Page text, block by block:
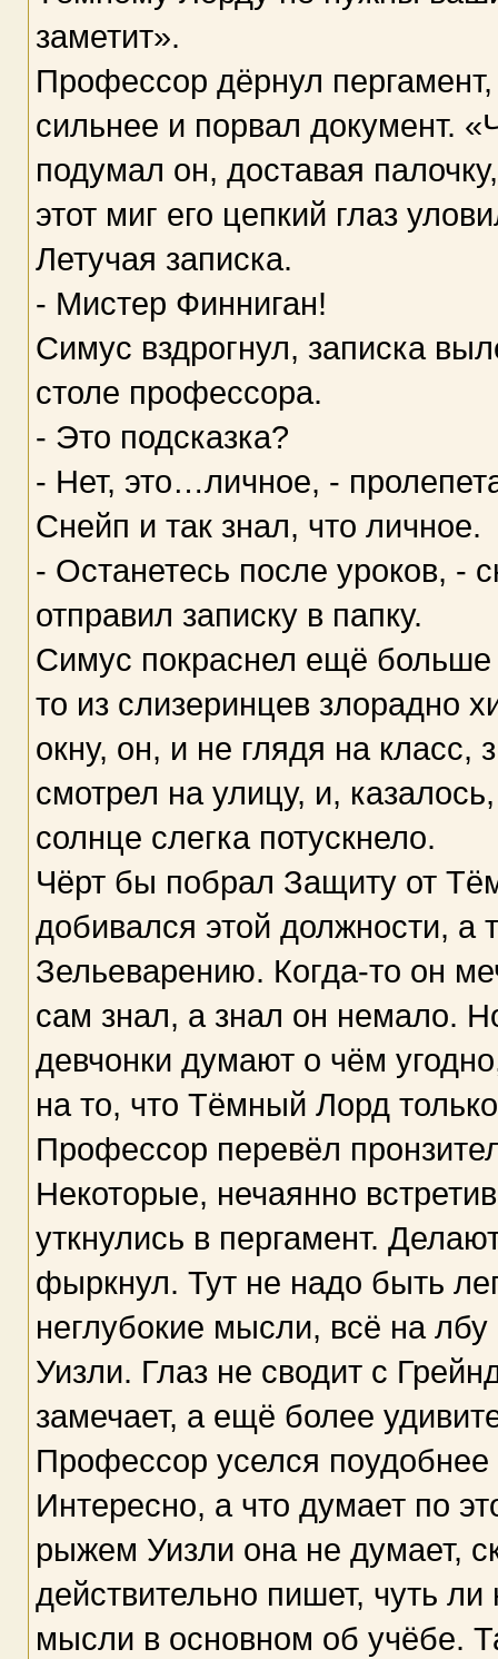
заметит».
Профессор дёрнул
сильнее и порвал документ.
подумал он, доставая
этот миг его цепкий глаз
Летучая записка.
- Мистер Финниган!
Симус вздрогнул, записка
столе профессора.
- Это подсказка?
- Нет, это…личное, -
Снейп и так знал, что личное.
- Останетесь после уроков, -
отправил записку в папку.
Симус покраснел ещё больше
то из слизеринцев злорадно
окну, он, и не глядя на класс,
смотрел на улицу, и,
солнце слегка потускнело.
Чёрт бы побрал Защиту от
добивался этой должности, а
Зельеварению. Когда-то он
сам знал, а знал он немало.
девчонки думают о чём
на то, что Тёмный Лорд
Профессор перевёл
Некоторые, нечаянно
уткнулись в пергамент.
фыркнул. Тут не надо быть
неглубокие мысли, всё на
Уизли. Глаз не сводит с
замечает, а ещё более
Профессор уселся
Интересно, а что думает по
рыжем Уизли она не думает,
действительно пишет, чуть
мысли в основном об учёбе.